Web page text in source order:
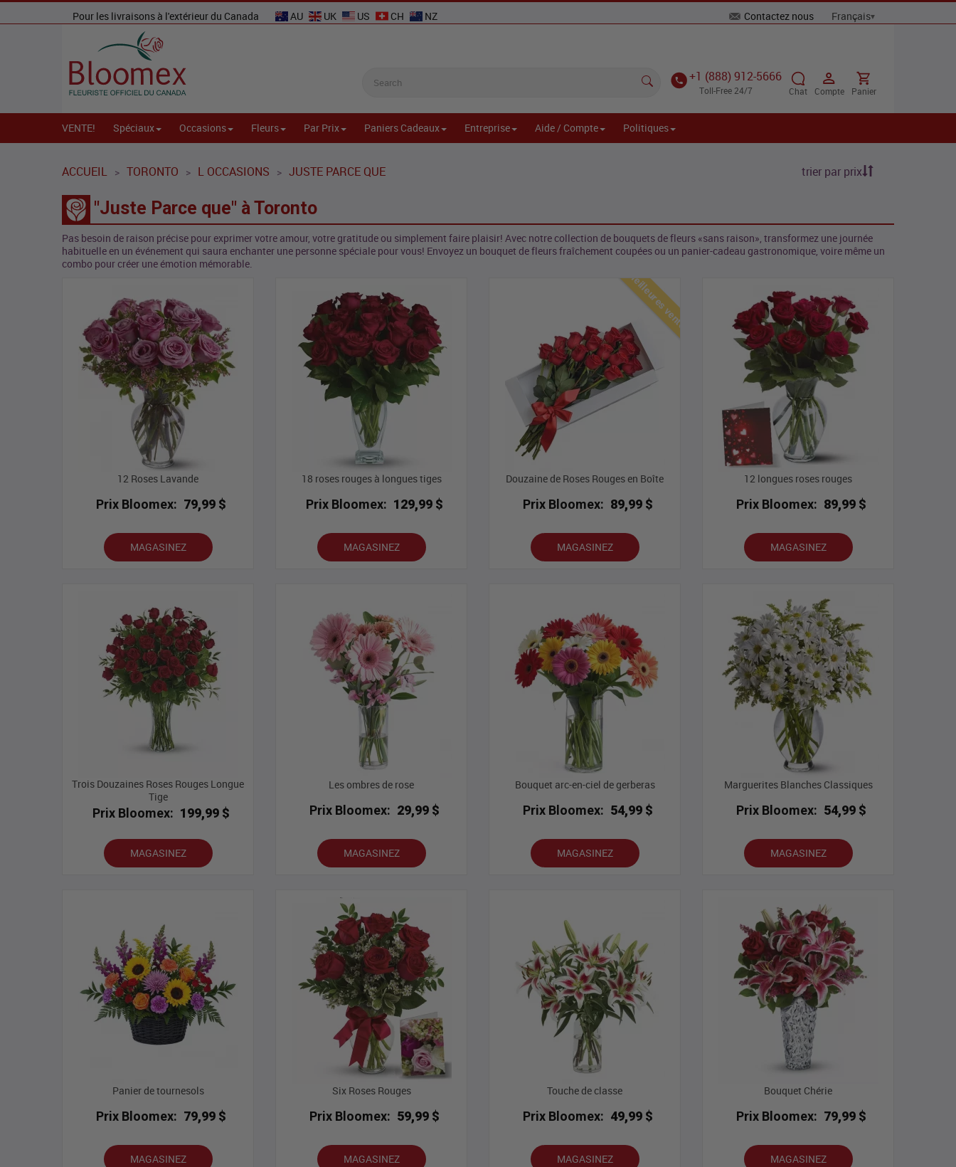
Pour les livraisons à l'extérieur du Canada AU UK US CH NZ Contactez nous
+1 (888) 912-5666
Toll-Free 24/7 Chat Compte Panier
VENTE! Spéciaux Occasions Fleurs Par Prix Paniers Cadeaux Entreprise Aide / Compte Politiques
ACCUEIL > TORONTO > L OCCASIONS > JUSTE PARCE QUE trier par prix
"Juste Parce que" à Toronto
Pas besoin de raison précise pour exprimer votre amour, votre gratitude ou simplement faire plaisir! Avec notre collection de bouquets de fleurs «sans raison», transformez une journée
habituelle en un événement qui saura enchanter une personne spéciale pour vous! Envoyez un bouquet de fleurs fraîchement coupées ou un panier-cadeau gastronomique, voire même un
combo pour créer une émotion mémorable.
12 Roses Lavande
Prix Bloomex: 79,99 $
MAGASINEZ
18 roses rouges à longues tiges
Prix Bloomex: 129,99 $
MAGASINEZ
Meilleures ventes
Douzaine de Roses Rouges en Boîte
Prix Bloomex: 89,99 $
MAGASINEZ
12 longues roses rouges
Prix Bloomex: 89,99 $
MAGASINEZ
Trois Douzaines Roses Rouges Longue
Tige
Prix Bloomex: 199,99 $
MAGASINEZ
Les ombres de rose
Prix Bloomex: 29,99 $
MAGASINEZ
Bouquet arc-en-ciel de gerberas
Prix Bloomex: 54,99 $
MAGASINEZ
Marguerites Blanches Classiques
Prix Bloomex: 54,99 $
MAGASINEZ
Panier de tournesols
Prix Bloomex: 79,99 $
MAGASINEZ
Six Roses Rouges
Prix Bloomex: 59,99 $
MAGASINEZ
Touche de classe
Prix Bloomex: 49,99 $
MAGASINEZ
Bouquet Chérie
Prix Bloomex: 79,99 $
MAGASINEZ